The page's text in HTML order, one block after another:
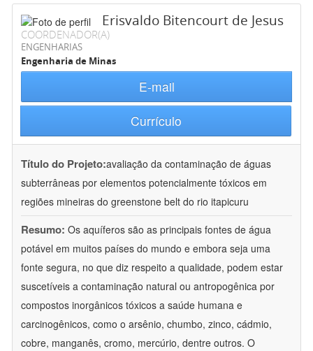
Erisvaldo Bitencourt de Jesus
COORDENADOR(A)
ENGENHARIAS
Engenharia de Minas
E-mail
Currículo
Título do Projeto:avaliação da contaminação de águas
subterrâneas por elementos potencialmente tóxicos em
regiões mineiras do greenstone belt do rio itapicuru
Resumo: Os aquíferos são as principais fontes de água
potável em muitos países do mundo e embora seja uma
fonte segura, no que diz respeito a qualidade, podem estar
suscetíveis a contaminação natural ou antropogênica por
compostos inorgânicos tóxicos a saúde humana e
carcinogênicos, como o arsênio, chumbo, zinco, cádmio,
cobre, manganês, cromo, mercúrio, dentre outros. O